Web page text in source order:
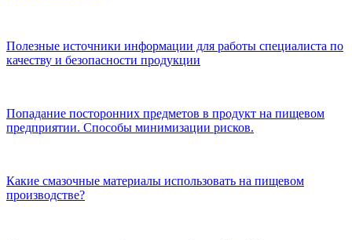
Полезные источники информации для работы специалиста по
качеству и безопасности продукции
Попадание посторонних предметов в продукт на пищевом
предприятии. Способы минимизации рисков.
Какие смазочные материалы использовать на пищевом
производстве?